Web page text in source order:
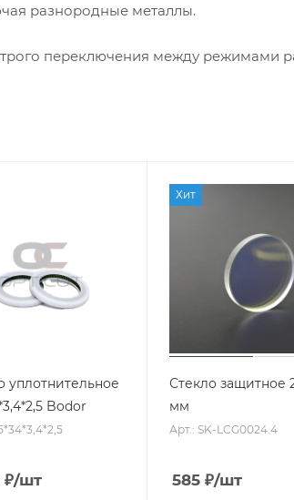
разнородные металлы.
переключения между режимами
уплотнительное
Bodor
₽/шт
Хит
Стекло защитное
мм
Арт.: SK-LCG0024.4
585 ₽/шт